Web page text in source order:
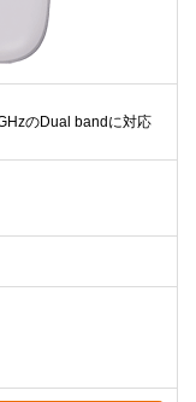
のDual bandに対応